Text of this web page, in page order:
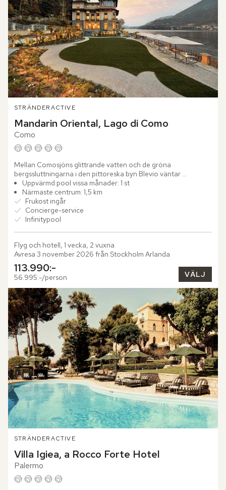
STRÄNDERACTIVE
Mandarin Oriental, Lago di Como
Como
Mellan Comosjöns glittrande vatten och de gröna
bergssluttningarna i den pittoreska byn Blevio väntar
Mandarin Oriental, Lago di Como. Bara några minuter från
Como reser sig den...
Uppvärmd pool vissa månader: 1 st
Närmaste centrum: 1,5 km
Frukost ingår
Concierge-service
Infinitypool
Flyg och hotell, 1 vecka, 2 vuxna
Avresa 3 november 2026 från Stockholm Arlanda
113.990:-
56.995:-/person VÄLJ
STRÄNDERACTIVE
Villa Igiea, a Rocco Forte Hotel
Palermo